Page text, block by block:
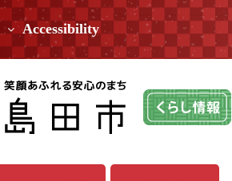
Accessibility